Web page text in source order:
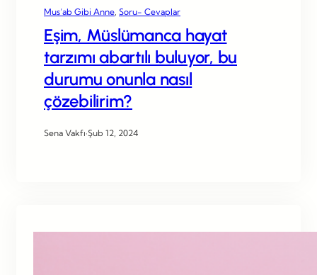
Mus’ab Gibi Anne Soru- Cevaplar
Eşim, Müslümanca hayat
tarzımı abartılı buluyor, bu
durumu onunla nasıl
çözebilirim?
Sena Vakfı·Şub 12, 2024